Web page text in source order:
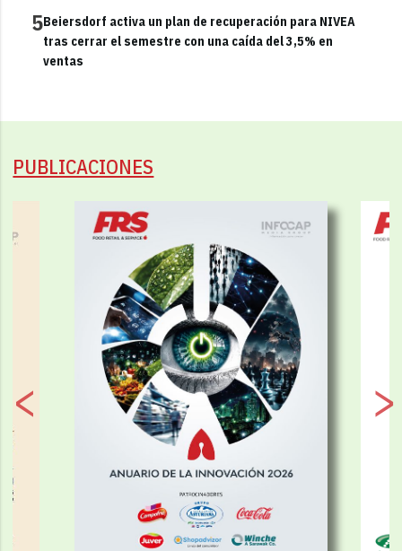
5Beiersdorf activa un plan de recuperación para NIVEA
tras cerrar el semestre con una caída del 3,5% en
ventas
PUBLICACIONES